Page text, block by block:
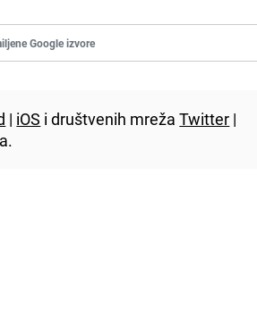
Google izvore
| iOS i društvenih mrežaTwitter |